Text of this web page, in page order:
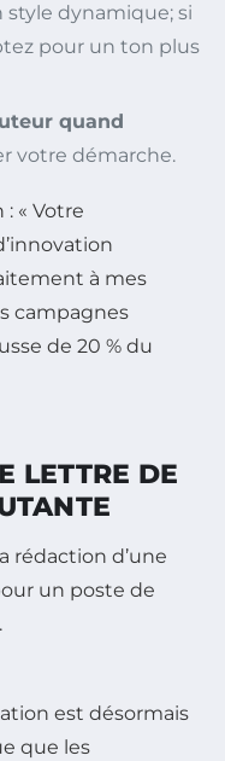
dynamique; si
pour un ton plus
quand
votre démarche.
« Votre
à mes
campagnes
de 20 % du
LETTRE DE
rédaction d’une
un poste de
est désormais
que les